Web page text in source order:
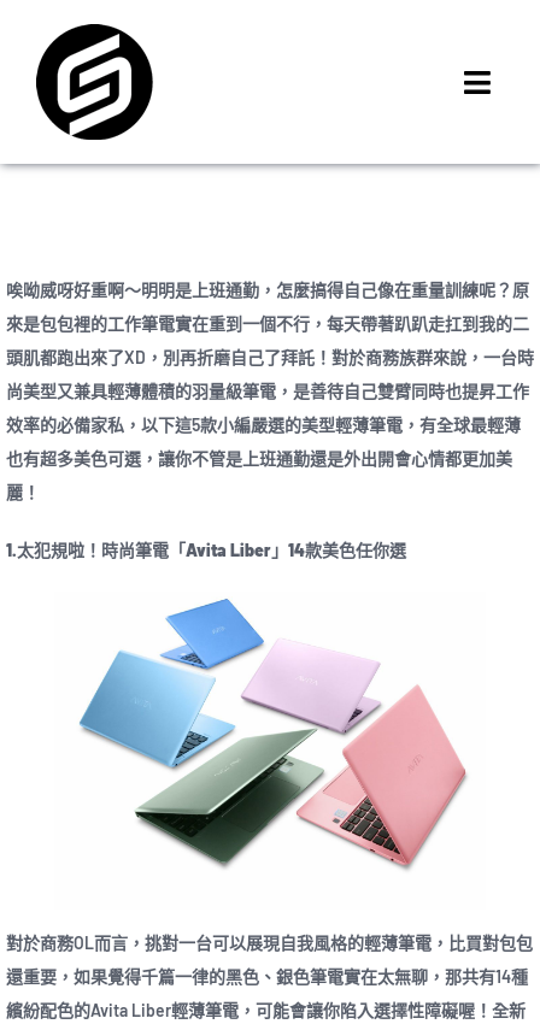
content
iPhone 回收價
線上商城
3C租賃
MSI 舊換新
最新資訊
唉呦威呀好重啊～明明是上班通勤，怎麼搞得自己像在重量訓練呢？原
來是包包裡的工作筆電實在重到一個不行，每天帶著趴趴走扛到我的二
頭肌都跑出來了XD，別再折磨自己了拜託！對於商務族群來說，一台時
尚美型又兼具輕薄體積的羽量級筆電，是善待自己雙臂同時也提昇工作
效率的必備家私，以下這5款小編嚴選的美型輕薄筆電，有全球最輕薄
也有超多美色可選，讓你不管是上班通勤還是外出開會心情都更加美
麗！
1.太犯規啦！時尚筆電「Avita Liber」14款美色任你選
對於商務OL而言，挑對一台可以展現自我風格的輕薄筆電，比買對包包
還重要，如果覺得千篇一律的黑色、銀色筆電實在太無聊，那共有14種
繽紛配色的Avita Liber輕薄筆電，可能會讓你陷入選擇性障礙喔！全新